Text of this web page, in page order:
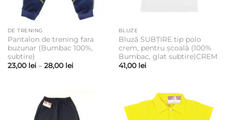
DE TRENING
Pantalon de trening fara
buzunar (Bumbac 100%,
subtire)
23,00 lei – 28,00 leiInterval
28,00 lei
BLUZE
Bluză SUBȚIRE tip polo
crem, pentru școală (100%
Bumbac, glat subtire)CREM
41,00 lei